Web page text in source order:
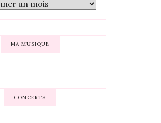
MA MUSIQUE
CONCERTS